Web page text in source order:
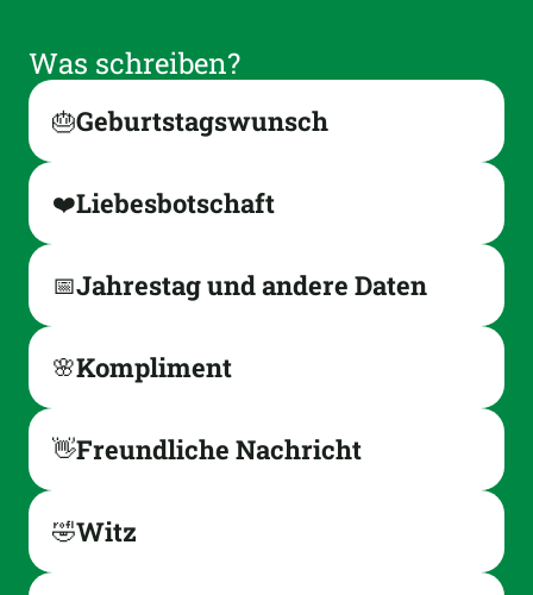
Was schreiben?
🎂Geburtstagswunsch
❤️Liebesbotschaft
📅Jahrestag und andere Daten
🌸Kompliment
👋Freundliche Nachricht
🤣Witz